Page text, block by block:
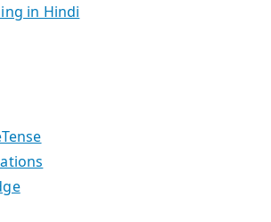
in Hindi